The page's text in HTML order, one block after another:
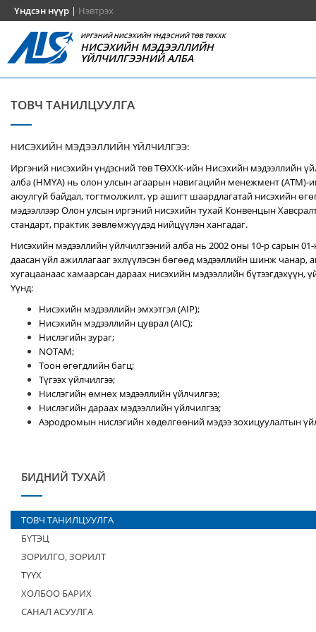
Үндсэн нүүр | Нэвтрэх
ИРГЭНИЙ НИСЭХИЙН ҮНДЭСНИЙ ТӨВ ТӨХХК
НИСЭХИЙН МЭДЭЭЛЛИЙН
ҮЙЛЧИЛГЭЭНИЙ АЛБА
ТОВЧ ТАНИЛЦУУЛГА
НИСЭХИЙН МЭДЭЭЛЛИЙН ҮЙЛЧИЛГЭЭ:
Иргэний нисэхийн үндэсний төв ТӨХХК-ийн Нисэхийн мэдээллийн
алба (НМҮА) нь олон улсын агаарын навигацийн менежмент (ATM)-
аюулгүй байдал, тогтмолжилт, үр ашигт шаардлагатай нисэхийн
мэдээллээр Олон улсын иргэний нисэхийн тухай Конвенцын
стандарт, практик зөвлөмжүүдэд нийцүүлэн хангадаг.
Нисэхийн мэдээллийн үйлчилгээний алба нь 2002 оны 10-р сарын
даасан үйл ажиллагааг эхлүүлэсэн бөгөөд мэдээллийн шинж чанар,
хугацаанаас хамаарсан дараах нисэхийн мэдээллийн бүтээгдэхүүн,
Үүнд:
Нисэхийн мэдээллийн эмхэтгэл (AIP);
Нисэхийн мэдээллийн цуврал (AIC);
Нислэгийн зураг;
NOTAM;
Тоон өгөгдлийн багц;
Түгээх үйлчилгээ;
Нислэгийн өмнөх мэдээллийн үйлчилгээ;
Нислэгийн дараах мэдээллийн үйлчилгээ;
Аэродромын нислэгийн хөдөлгөөний мэдээ зохицуулалтын
БИДНИЙ ТУХАЙ
ТОВЧ ТАНИЛЦУУЛГА
БҮТЭЦ
ЗОРИЛГО, ЗОРИЛТ
ТҮҮХ
ХОЛБОО БАРИХ
САНАЛ АСУУЛГА